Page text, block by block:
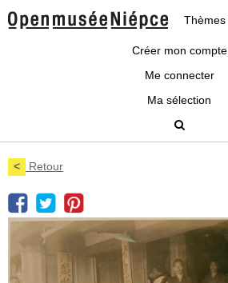
Thèmes
Créer mon compte
Me connecter
Ma sélection
< Retour